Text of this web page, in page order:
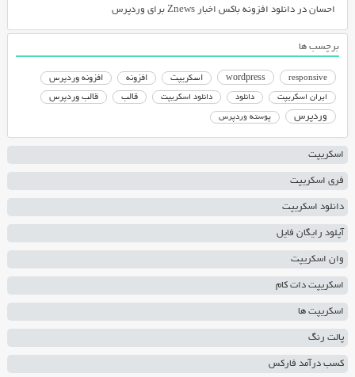
احساندر دانلود افزونه باکس اخبار Znews برای وردپرس
برچسب ها
responsive
wordpress اسکریپت افزونه افزونه وردپرس
ایران اسکریپت دانلود دانلود اسکریپت قالب قالب وردپرس
وردپرس پوسته وردپرس
اسکریپت
فری اسکریپت
دانلود اسکریپت
آپلود رایگان فایل
وان اسکریپت
اسکریپت دات کام
اسکریپت ها
پالت رنگ
کسب درآمد فارکس